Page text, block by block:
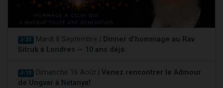
J-33 Mardi 8 Septembre |
Dinner d'hommage au Rav
Sitruk à Londres — 10 ans déjà
J-10 Dimanche 16 Août | Venez rencontrer le Admour
de Ungvar à Natanya!